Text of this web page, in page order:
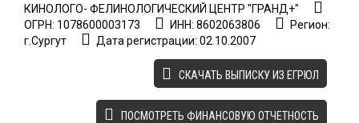
КИНОЛОГО- ФЕЛИНОЛОГИЧЕСКИЙ ЦЕНТР "ГРАНД+"
ОГРН: 1078600003173
ИНН: 8602063806
Регион:
г.Сургут
Дата регистрации: 02.10.2007
CКАЧАТЬ ВЫПИСКУ ИЗ ЕГРЮЛ
ПОСМОТРЕТЬ ФИНАНСОВУЮ ОТЧЕТНОСТЬ